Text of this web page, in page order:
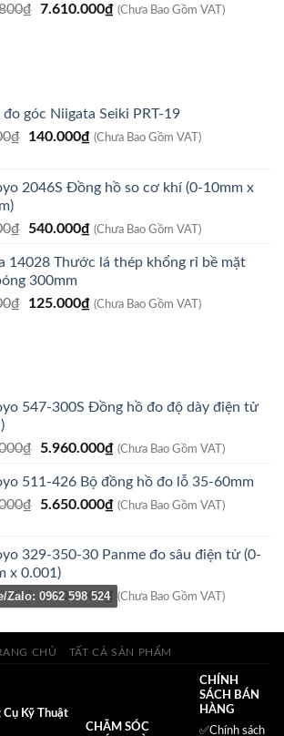
7.560.000₫.
₫ Giá
7.610.000₫Giá
(Chưa Bao Gồm VAT)
góc Niigata Seiki PRT-19
₫
Giá
175.000₫.
140.000₫Giá
là:
(Chưa Bao Gồm VAT)
2046S Đồng hồ so cơ khí (0-10mm x
₫
Giá
là:
800.000₫.
540.000₫Giá
tại
540.000₫.
(Chưa Bao Gồm VAT)
14028 Thước lá thép khổng rỉ bề mặt
300mm
₫
Giá
125.000₫Giá
(Chưa Bao Gồm VAT)
547-300S Đồng hồ đo độ dày điện tử
₫
Giá
là:
7.370.000₫.
5.960.000₫Giá
tại
là:
(Chưa Bao Gồm VAT)
511-426 Bộ đồng hồ đo lỗ 35-60mm
₫
Giá
7.550.000₫.
5.650.000₫Giá
là:
(Chưa Bao Gồm VAT)
329-350-30 Panme đo sâu điện tử (0-
x 0.001)
₫ Giá
là:
9.720.000₫.
8.100.000₫ Giá
tại
là:
(Chưa Bao Gồm VAT)
CHỦ TẤT CẢ SẢN PHẨM
Cụ Kỹ Thuật
CHĂM SÓC
CHÍNH
SÁCH BÁN
HÀNG
✅Chính sách
Zalo: 0962 598 524